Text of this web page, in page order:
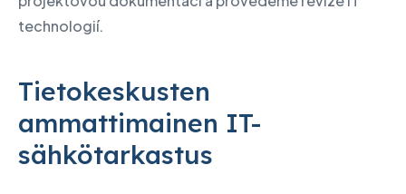
technologií.
Tietokeskusten
ammattimainen IT-
sähkötarkastus